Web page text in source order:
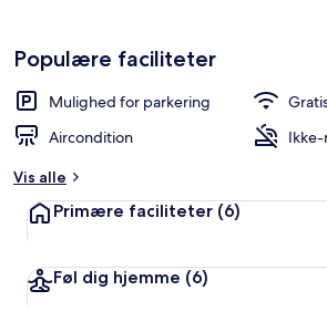
Populære faciliteter
Mulighed for parkering
Aircondition
Vis alle
Primære faciliteter (6)
Føl dig hjemme (6)